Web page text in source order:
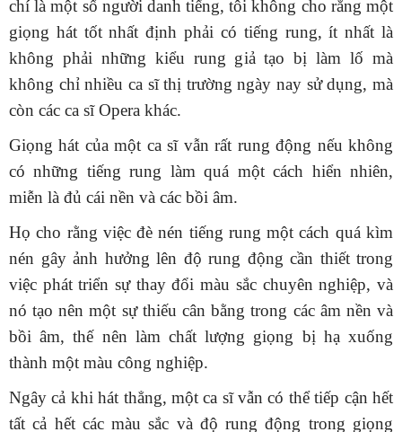
chí là một số người danh tiếng, tôi không cho rằng một
giọng hát tốt nhất định phải có tiếng rung, ít nhất là
không phải những kiểu rung giả tạo bị làm lố mà
không chỉ nhiều ca sĩ thị trường ngày nay sử dụng, mà
còn các ca sĩ Opera khác.
Giọng hát của một ca sĩ vẫn rất rung động nếu không
có những tiếng rung làm quá một cách hiển nhiên,
miễn là đủ cái nền và các bồi âm.
Họ cho rằng việc đè nén tiếng rung một cách quá kìm
nén gây ảnh hưởng lên độ rung động cần thiết trong
việc phát triển sự thay đổi màu sắc chuyên nghiệp, và
nó tạo nên một sự thiếu cân bằng trong các âm nền và
bồi âm, thế nên làm chất lượng giọng bị hạ xuống
thành một màu công nghiệp.
Ngây cả khi hát thẳng, một ca sĩ vẫn có thể tiếp cận hết
tất cả hết các màu sắc và độ rung động trong giọng